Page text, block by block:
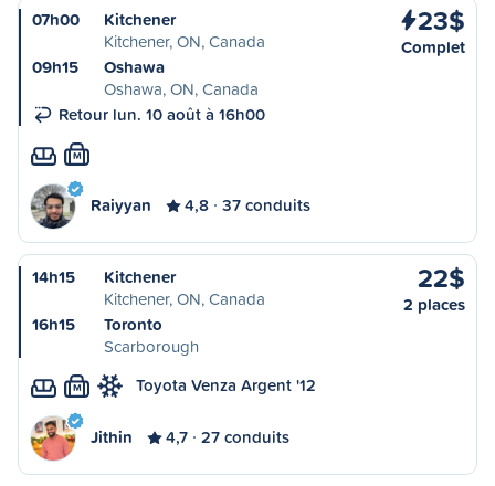
07h00
Kitchener
Kitchener, ON, Canada
09h15
Oshawa
Oshawa, ON, Canada
Retour lun. 10 août à 16h00
23$
Complet
M
Raiyyan 4,8 37 conduits
14h15
Kitchener
Kitchener, ON, Canada
16h15
Toronto
Scarborough
22$
2 places
M Toyota Venza Argent '12
Jithin 4,7 27 conduits